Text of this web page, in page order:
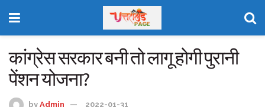
कांग्रेस सरकार बनी तो लागू होगी पुरानी
पेंशन योजना?
by Admin 2022-01-31